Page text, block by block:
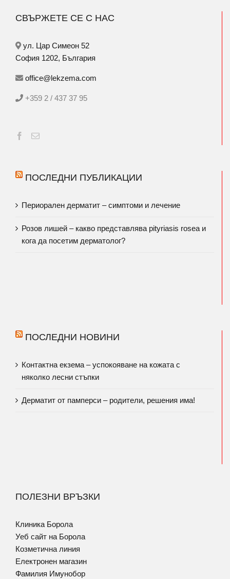
СВЪРЖЕТЕ СЕ С НАС
ул. Цар Симеон 52
София 1202, България
office@lekzema.com
+359 2 / 437 37 95
ПОСЛЕДНИ ПУБЛИКАЦИИ
Периорален дерматит – симптоми и лечение
Розов лишей – какво представлява pityriasis rosea и
кога да посетим дерматолог?
ПОСЛЕДНИ НОВИНИ
Контактна екзема – успокояване на кожата с
няколко лесни стъпки
Дерматит от памперси – родители, решения има!
ПОЛЕЗНИ ВРЪЗКИ
Клиника Борола
Уеб сайт на Борола
Козметична линия
Електронен магазин
Фамилия Имунобор